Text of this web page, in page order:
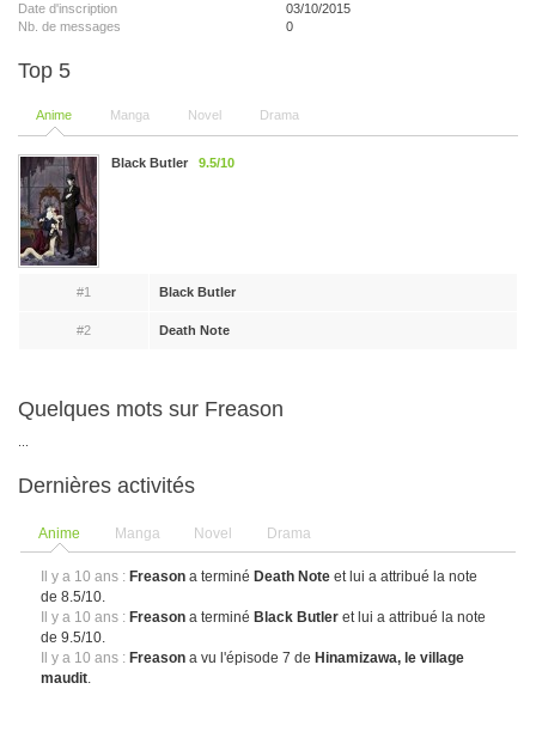
Date d'inscription
03/10/2015
Nb. de messages
0
Top 5
Anime Manga Novel Drama
Black Butler 9.5/10
#1 Black Butler
#2 Death Note
Quelques mots sur Freason
Dernières activités
Anime Manga Novel Drama
Il y a 10 ans : Freason a terminé Death Note et lui a attribué la note
de 8.5/10.
Il y a 10 ans : Freason a terminé Black Butler et lui a attribué la note
de 9.5/10.
Il y a 10 ans : Freason a vu l'épisode 7 de Hinamizawa, le village
maudit.